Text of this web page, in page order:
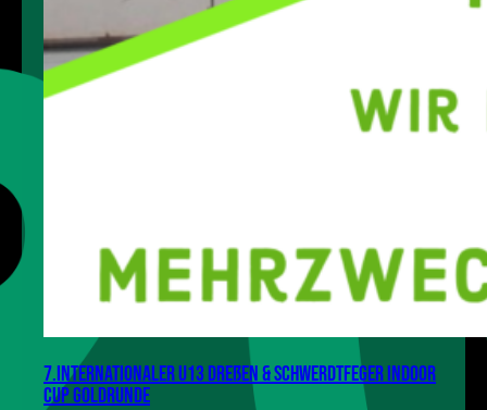
7.Internationaler U13 Dreßen & Schwerdtfeger Indoor
Cup GOLDRUNDE